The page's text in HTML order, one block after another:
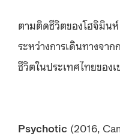
ตามติดชีวิตของโฮจิมิน
ระหว่างการเดินทางจา
ชีวิตในประเทศไทยของ
Psychotic (2016,